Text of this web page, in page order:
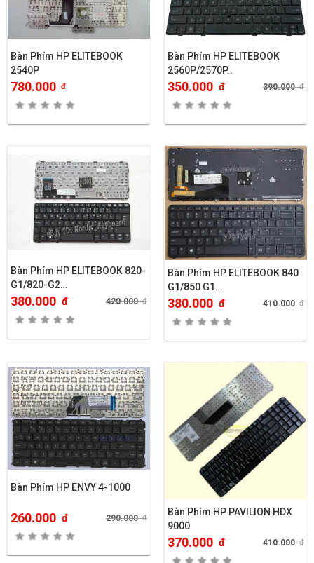
Bàn Phím HP ELITEBOOK
2540P
780.000 đ
Bàn Phím HP ELITEBOOK
2560P/2570P..
350.000 đ 390.000đ
Bàn Phím HP ELITEBOOK 820-
G1/820-G2…
380.000 đ 420.000đ
Bàn Phím HP ELITEBOOK 840
G1/850 G1…
380.000 đ 410.000đ
Bàn Phím HP ENVY 4-1000
260.000 đ 290.000đ
Bàn Phím HP PAVILION HDX
9000
370.000 đ 410.000đ